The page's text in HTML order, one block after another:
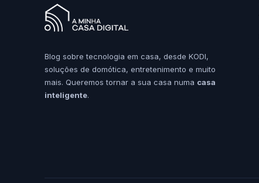
Blog sobre tecnologia em casa, desde KODI,
soluções de domótica, entretenimento e muito
mais. Queremos tornar a sua casa numa casa
inteligente.